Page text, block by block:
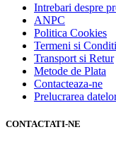
Intrebari despre
ANPC
Politica Cookies
Termeni si
Transport si Retur
Metode de Plata
Contacteaza-ne
Prelucrarea
CONTACTATI-NE